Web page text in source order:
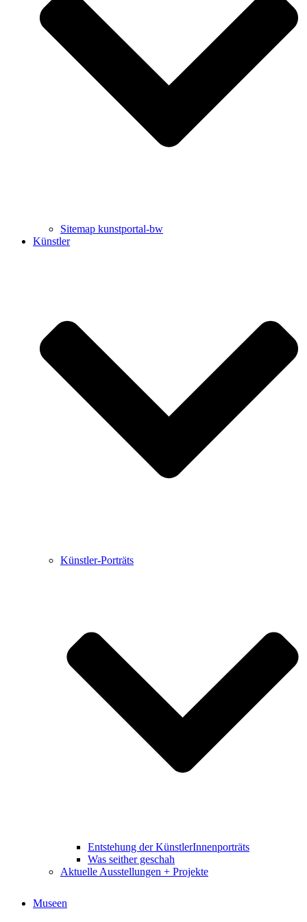
Uli Rothfuss
Harald Schwiers
Buchbesprechungen von Harald Schwiers
Haralds Streifzüge
Hörtipps von Harald Schwiers
Kunstausflüge mit Sigrid Balke
Marc Peschke – Out of The Länd
Buchtipps von Uli Rothfuss
Sitemap kunstportal-bw
Künstler
Künstler-Porträts
Entstehung der KünstlerInnenporträts
Was seither geschah
Aktuelle Ausstellungen + Projekte
Museen